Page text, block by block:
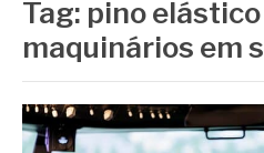
Tag: pino
maquinários em